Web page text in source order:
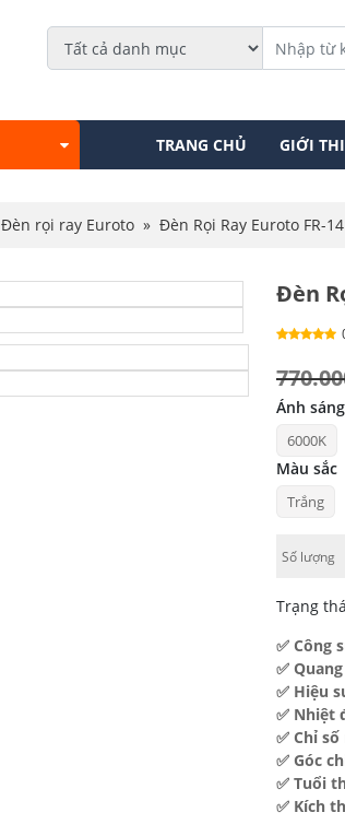
TRANG CHỦ GIỚI
Đèn rọi ray Euroto » Đèn Rọi Ray Euroto FR-
Đèn
Giá
gốc
là:
Giá
hiện
tại
là:
Ánh sáng
6000K
Màu sắc
Trắng
Số lượng
Trạng
✅ Công
✅
✅ Hiệu
✅ Nhiệt
✅ Chỉ
✅ Góc
✅ Tuổi
✅ Kích